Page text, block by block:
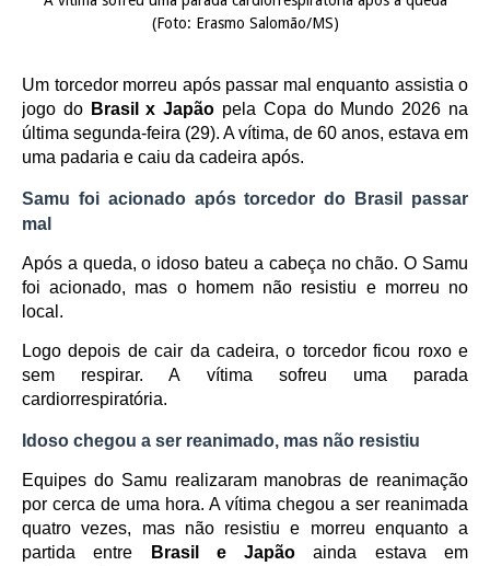
(Foto: Erasmo Salomão/MS)
Um torcedor morreu após passar mal enquanto assistia o
jogo do Brasil x Japão pela Copa do Mundo 2026 na
última segunda-feira (29). A vítima, de 60 anos, estava em
uma padaria e caiu da cadeira após.
Samu foi acionado após torcedor do Brasil passar
mal
Após a queda, o idoso bateu a cabeça no chão. O Samu
foi acionado, mas o homem não resistiu e morreu no
local.
Logo depois de cair da cadeira, o torcedor ficou roxo e
sem respirar. A vítima sofreu uma parada
cardiorrespiratória.
Idoso chegou a ser reanimado, mas não resistiu
Equipes do Samu realizaram manobras de reanimação
por cerca de uma hora. A vítima chegou a ser reanimada
quatro vezes, mas não resistiu e morreu enquanto a
partida entre Brasil e Japão ainda estava em